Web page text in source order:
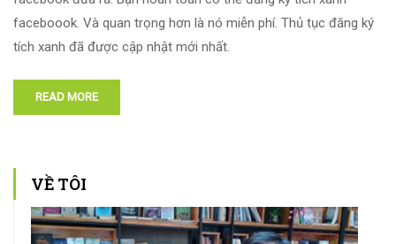
faceboook. Và quan trọng hơn là nó miễn phí. Thủ tục đăng ký
tích xanh đã được cập nhật mới nhất.
READ MORE
VỀ TÔI